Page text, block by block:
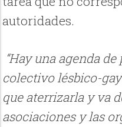
autoridades.
“Hay una agenda
colectivo lésbico-
que aterrizarla y va
asociaciones y las